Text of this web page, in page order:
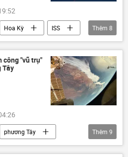
Hoa Kỳ
ISS
Thế giới
Phi hành gia
Thêm 8
công "vũ trụ"
Tây
phương Tây
Thế giới
Thêm 9